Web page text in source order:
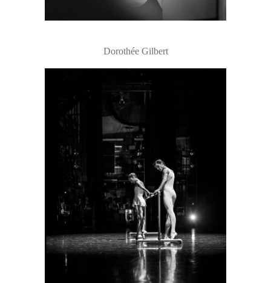
Dorothée Gilbert